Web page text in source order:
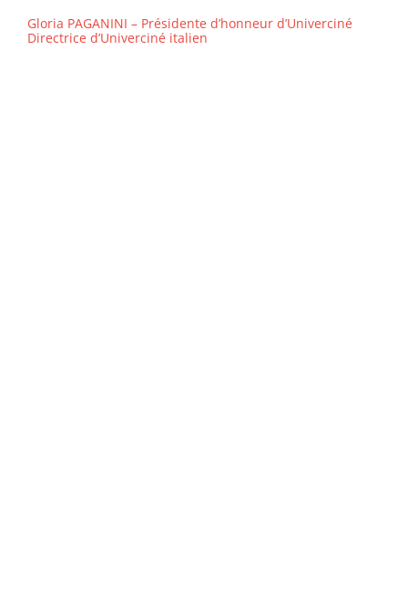
Gloria PAGANINI – Présidente d’honneur d’Univerciné
Directrice d’Univerciné italien